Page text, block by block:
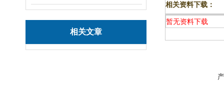
相关文章
相关资料下载：
暂无资料下载